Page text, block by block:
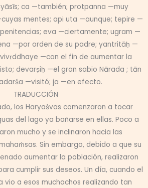
ca —también; protpanna —muy
mentes; api uta —aunque; tepire —
eva —ciertamente; ugram —
—por orden de su padre; yantritāḥ —
—con el fin de aumentar la
devarṣiḥ —el gran sabio Nārada ; tān
—visitó; ja —en efecto.
TRADUCCIÓN
los Haryaśvas comenzaron a tocar
del lago ya bañarse en ellas. Poco a
mucho y se inclinaron hacia las
Sin embargo, debido a que su
aumentar la población, realizaron
cumplir sus deseos. Un día, cuando el
vio a esos muchachos realizando tan